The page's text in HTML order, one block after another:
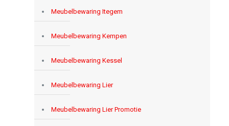
Meubelbewaring Itegem
Meubelbewaring Kempen
Meubelbewaring Kessel
Meubelbewaring Lier
Meubelbewaring Lier Promotie